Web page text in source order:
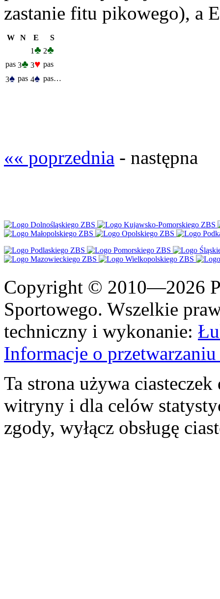
zastanie fitu pikowego), a
W N E
S
1♣ 2♣
pas 3♣ 3♥ pas
3♠ pas 4♠ pas…
«« poprzednia - następna
Copyright © 2010—2026
Sportowego. Wszelkie
techniczny i wykonanie:
Informacje o
Ta strona używa
witryny i dla celów
zgody, wyłącz obsługę